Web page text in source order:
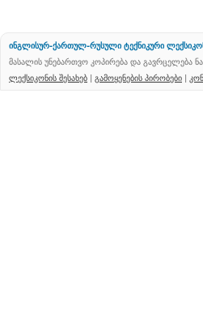
ინგლისურ-ქართულ-რუსული ტექნიკური
მასალის უნებართვო კოპირება და გავრცელება
ლექსიკონის შესახებ | გამოყენების პირობები |